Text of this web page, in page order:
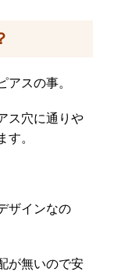
アスの事。
ス穴に通りや
す。
ザインなの
が無いので安